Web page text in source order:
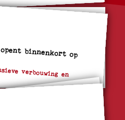
verbouwing en